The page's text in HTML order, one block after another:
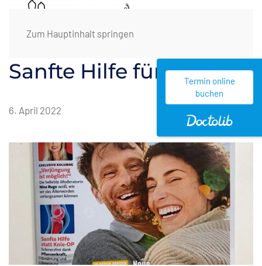
Termin online
buchen
Zum Hauptinhalt springen
Sanfte Hilfe fürs Knie
6. April 2022